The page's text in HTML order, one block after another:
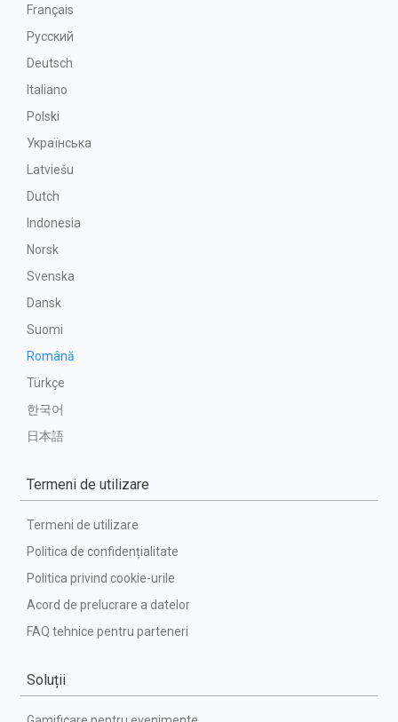
Français
Русский
Deutsch
Italiano
Polski
Українська
Latviešu
Dutch
Indonesia
Norsk
Svenska
Dansk
Suomi
Română
Türkçe
한국어
日本語
Termeni de utilizare
Termeni de utilizare
Politica de confidențialitate
Politica privind cookie-urile
Acord de prelucrare a datelor
FAQ tehnice pentru parteneri
Soluții